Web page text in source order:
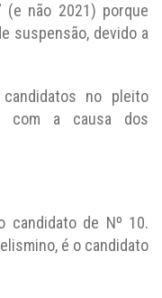
(e não 2021) porque
suspensão, devido a
no pleito
com a causa dos
candidato de Nº 10.
é o candidato